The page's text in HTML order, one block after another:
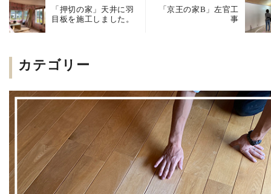
「押切の家」天井に羽
目板を施工しました。
「京王の家B」左官工
事
カテゴリー